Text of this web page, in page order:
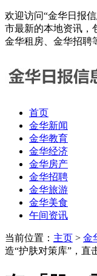
欢迎访问“金华日报
市最新的本地资讯，
金华租房、金华招聘
首页
金华新闻
金华教育
金华经济
金华房产
金华招聘
金华旅游
金华美食
午间资讯
当前位置： 主页 > 金
造“护肤对策库”，直